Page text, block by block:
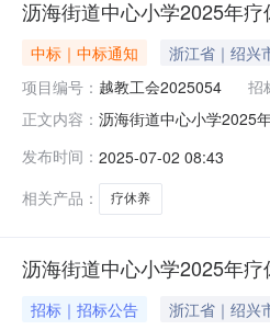
沥海街道中心小学2025年
中标｜中标通知 浙江省｜绍兴
项目编号： 越教工会2025054 招
正文内容： 沥海街道中心小学2025
中标单位中标价(元/人
天）300
发布时间： 2025-07-02 08:43
相关产品：
疗休养
沥海街道中心小学2025年
招标｜招标公告 浙江省｜绍兴